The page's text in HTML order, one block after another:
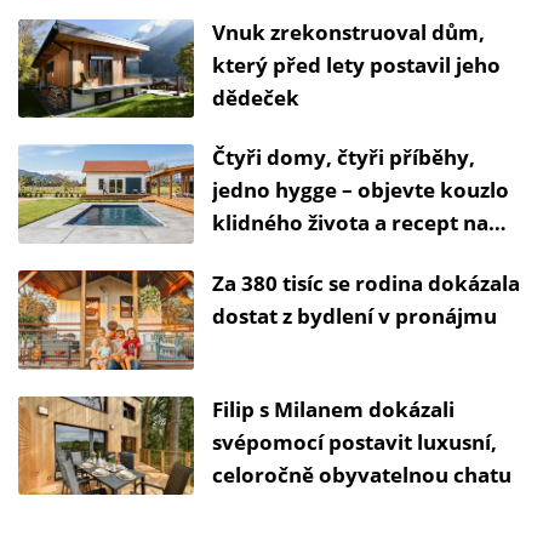
Vnuk zrekonstruoval dům,
který před lety postavil jeho
dědeček
Čtyři domy, čtyři příběhy,
jedno hygge – objevte kouzlo
klidného života a recept na
Za 380 tisíc se rodina dokázala
dostat z bydlení v pronájmu
Filip s Milanem dokázali
svépomocí postavit luxusní,
celoročně obyvatelnou chatu